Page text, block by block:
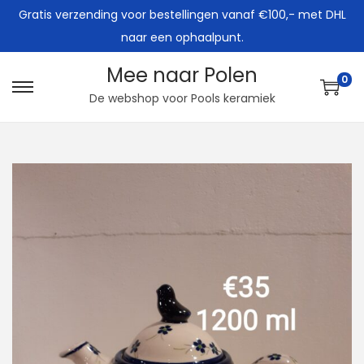
Gratis verzending voor bestellingen vanaf €100,- met DHL
naar een ophaalpunt.
G
a
n
i
g
a
G
a
d
n
h
o
Mee naar Polen
De webshop voor Pools keramiek
0